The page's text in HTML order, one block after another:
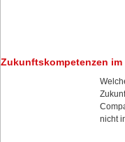
Zukunftskompetenzen im
nicht